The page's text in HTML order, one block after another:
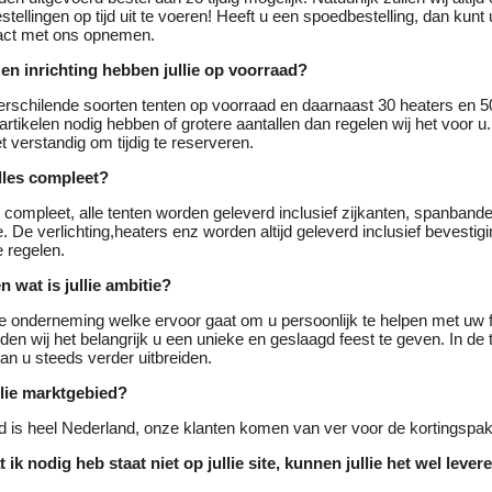
op tijd uit te voeren! Heeft u een spoedbestelling, dan kunt
met ons opnemen.
inrichting hebben jullie op voorraad?
soorten tenten op voorraad en daarnaast 30 heaters en
nodig hebben of grotere aantallen dan regelen wij het voor
verstandig om tijdig te reserveren.
compleet?
alle tenten worden geleverd inclusief zijkanten,
De verlichting,heaters enz worden altijd geleverd inclusief
regelen.
wat is jullie ambitie?
onderneming welke ervoor gaat om u persoonlijk te helpen met uw
wij het belangrijk u een unieke en geslaagd feest te geven. In de
u steeds verder uitbreiden.
marktgebied?
is heel Nederland, onze klanten komen van ver voor de
ik nodig heb staat niet op jullie site, kunnen jullie het wel